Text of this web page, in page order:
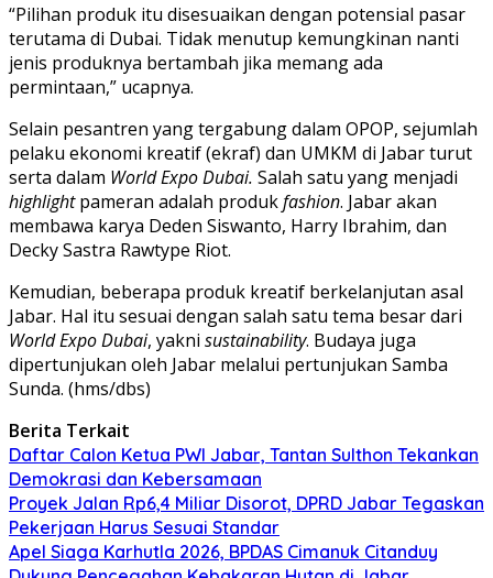
“Pilihan produk itu disesuaikan dengan potensial pasar
terutama di Dubai. Tidak menutup kemungkinan nanti
jenis produknya bertambah jika memang ada
permintaan,” ucapnya.
Selain pesantren yang tergabung dalam OPOP, sejumlah
pelaku ekonomi kreatif (ekraf) dan UMKM di Jabar turut
serta dalam World Expo Dubai. Salah satu yang menjadi
highlightpameran adalah produkfashion. Jabar akan
membawa karya Deden Siswanto, Harry Ibrahim, dan
Decky Sastra Rawtype Riot.
Kemudian, beberapa produk kreatif berkelanjutan asal
Jabar. Hal itu sesuai dengan salah satu tema besar dari
World Expo Dubai, yakni sustainability. Budaya juga
dipertunjukan oleh Jabar melalui pertunjukan Samba
Sunda. (hms/dbs)
Berita Terkait
Daftar Calon Ketua PWI Jabar, Tantan Sulthon Tekankan
Demokrasi dan Kebersamaan
Proyek Jalan Rp6,4 Miliar Disorot, DPRD Jabar Tegaskan
Pekerjaan Harus Sesuai Standar
Apel Siaga Karhutla 2026, BPDAS Cimanuk Citanduy